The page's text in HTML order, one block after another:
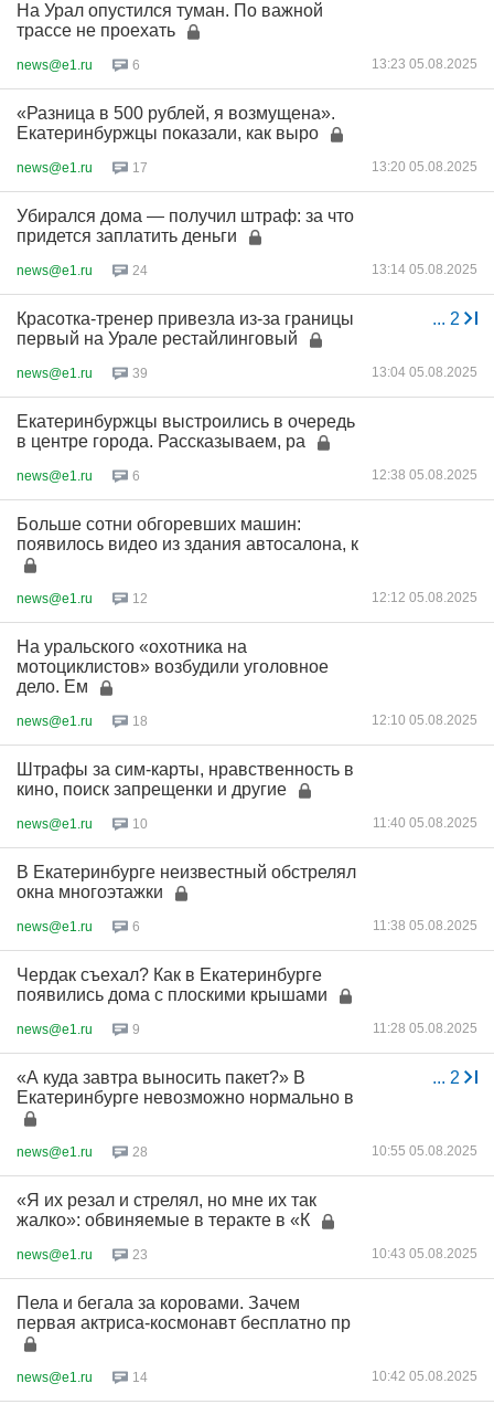
На Урал опустился туман. По важной
трассе не проехать
news@e1.ru 6 13:23 05.08.2025
«Разница в 500 рублей, я возмущена».
Екатеринбуржцы показали, как выро
news@e1.ru 17 13:20 05.08.2025
Убирался дома — получил штраф: за что
придется заплатить деньги
news@e1.ru 24 13:14 05.08.2025
... 2
Красотка-тренер привезла из-за границы
первый на Урале рестайлинговый
news@e1.ru 39 13:04 05.08.2025
Екатеринбуржцы выстроились в очередь
в центре города. Рассказываем, ра
news@e1.ru 6 12:38 05.08.2025
Больше сотни обгоревших машин:
появилось видео из здания автосалона, к
news@e1.ru 12 12:12 05.08.2025
На уральского «охотника на
мотоциклистов» возбудили уголовное
дело. Ем
news@e1.ru 18 12:10 05.08.2025
Штрафы за сим-карты, нравственность в
кино, поиск запрещенки и другие
news@e1.ru 10 11:40 05.08.2025
В Екатеринбурге неизвестный обстрелял
окна многоэтажки
news@e1.ru 6 11:38 05.08.2025
Чердак съехал? Как в Екатеринбурге
появились дома с плоскими крышами
news@e1.ru 9 11:28 05.08.2025
... 2
«А куда завтра выносить пакет?» В
Екатеринбурге невозможно нормально в
news@e1.ru 28 10:55 05.08.2025
«Я их резал и стрелял, но мне их так
жалко»: обвиняемые в теракте в «К
news@e1.ru 23 10:43 05.08.2025
Пела и бегала за коровами. Зачем
первая актриса-космонавт бесплатно пр
news@e1.ru 14 10:42 05.08.2025